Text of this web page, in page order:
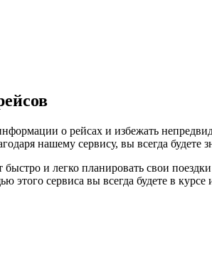
о рейсах и избежать
нашему сервису, вы всегда будете
и легко планировать свои
сервиса вы всегда будете в